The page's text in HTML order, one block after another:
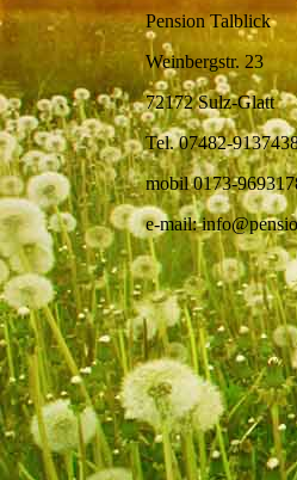
Pension Talblick
Weinbergstr. 23
72172 Sulz-Glatt
Tel. 07482-
mobil 0173-
e-mail: